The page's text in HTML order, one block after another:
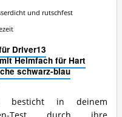
Driver13
Helmfach für Hart
schwarz-blau
besticht in deinem
und rutschfest